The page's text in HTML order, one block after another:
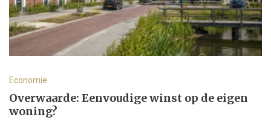
Economie
Overwaarde: Eenvoudige winst op de eigen
woning?